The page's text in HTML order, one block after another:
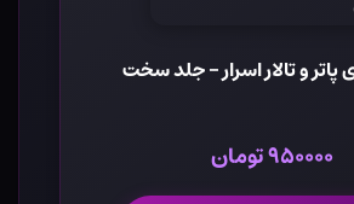
و تالار اسرار - جلد سخت
۹۵۰۰۰۰ تومان